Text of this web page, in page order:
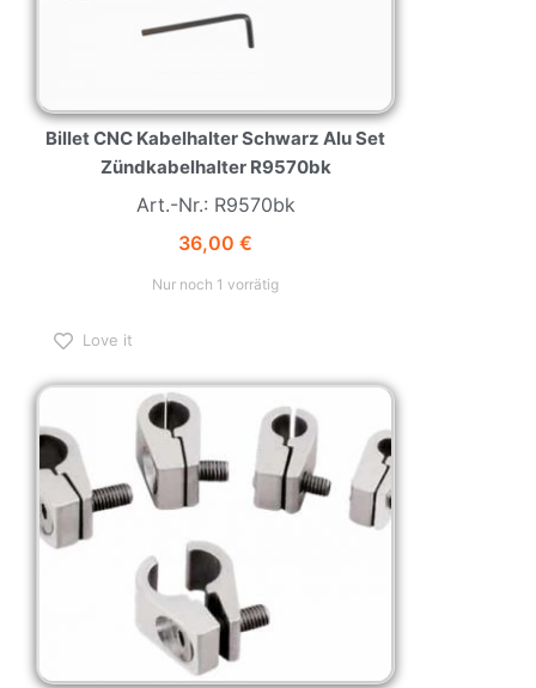
Billet CNC Kabelhalter Schwarz Alu Set
Zündkabelhalter R9570bk
Art.-Nr.: R9570bk
36,00 €
Nur noch 1 vorrätig
Love it